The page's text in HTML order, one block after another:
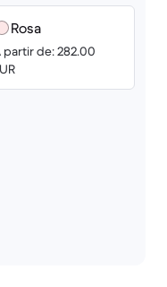
Rosa
partir de: 282.00